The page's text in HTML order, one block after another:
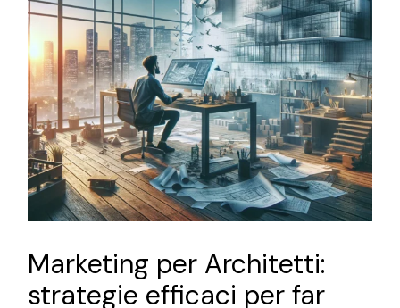
Marketing per Architetti:
strategie efficaci per far